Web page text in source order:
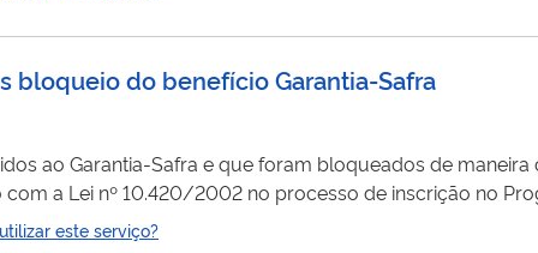
bloqueio do benefício Garantia-Safra
ao Garantia-Safra e que foram bloqueados de maneira
a Lei nº 10.420/2002 no processo de inscrição no
Safra com o LabContas (TCU). O serviço consiste no cadastro
este serviço?